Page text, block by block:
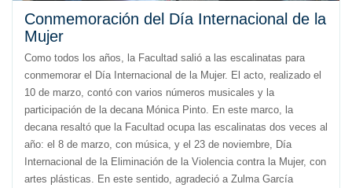
Conmemoración del Día Internacional de la
Mujer
Como todos los años, la Facultad salió a las escalinatas para
conmemorar el Día Internacional de la Mujer. El acto, realizado el
10 de marzo, contó con varios números musicales y la
participación de la decana Mónica Pinto. En este marco, la
decana resaltó que la Facultad ocupa las escalinatas dos veces al
año: el 8 de marzo, con música, y el 23 de noviembre, Día
Internacional de la Eliminación de la Violencia contra la Mujer, con
artes plásticas. En este sentido, agradeció a Zulma García